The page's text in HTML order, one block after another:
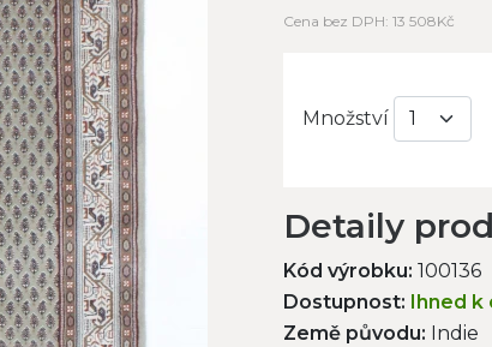
Cena bez DPH: 13 508Kč
Množství
Detaily
Kód výrobku: 100136
Dostupnost:
Ihned
Země původu: Indie